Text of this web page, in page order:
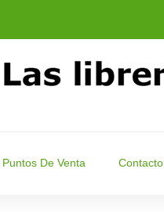
Puntos De Venta Contacto